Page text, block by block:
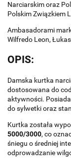
Narciarskim oraz
Polskim Związkiem
Ambasadorami
Wilfredo Leon,
OPIS:
Damska kurtka
dostosowana do
aktywności.
do sylwetki oraz
Kurtka została
5000/3000, co
śniegu o średniej
odprowadzanie